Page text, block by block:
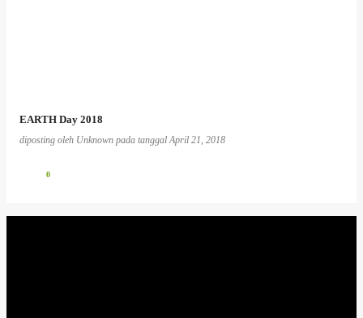
EARTH Day 2018
diposting oleh Unknown pada tanggalApril 21, 2018
0